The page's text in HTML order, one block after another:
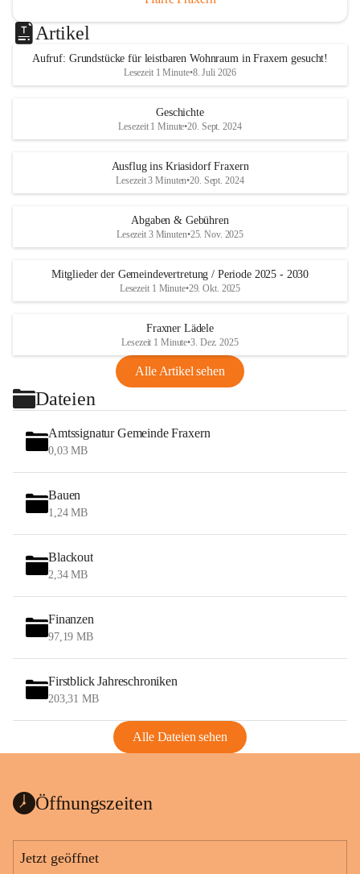
Artikel
Aufruf: Grundstücke für leistbaren Wohnraum in Fraxern gesucht!
Lesezeit 1 Minute•8. Juli 2026
Geschichte
Lesezeit 1 Minute•20. Sept. 2024
Ausflug ins Kriasidorf Fraxern
Lesezeit 3 Minuten•20. Sept. 2024
Abgaben & Gebühren
Lesezeit 3 Minuten•25. Nov. 2025
Mitglieder der Gemeindevertretung / Periode 2025 - 2030
Lesezeit 1 Minute•29. Okt. 2025
Fraxner Lädele
Lesezeit 1 Minute•3. Dez. 2025
Alle Artikel sehen
Dateien
Amtssignatur Gemeinde Fraxern
0,03 MB
Bauen
1,24 MB
Blackout
2,34 MB
Finanzen
97,19 MB
Firstblick Jahreschroniken
203,31 MB
Alle Dateien sehen
Öffnungszeiten
Jetzt geöffnet